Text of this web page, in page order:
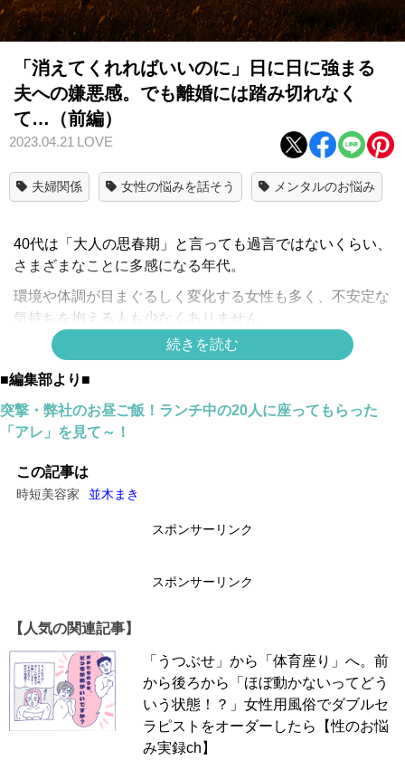
「消えてくれればいいのに」日に日に強まる
夫への嫌悪感。でも離婚には踏み切れなく
て…（前編）
2023.04.21 LOVE
夫婦関係 女性の悩みを話そう メンタルのお悩み
40代は「大人の思春期」と言っても過言ではないくらい、
さまざまなことに多感になる年代。
環境や体調が目まぐるしく変化する女性も多く、不安定な
気持ちを抱える人も少なくありません。
この連載では、今を生きる40代女性たちの赤裸々な姿を、
自身も40代である並木まきがご紹介します。
オトナの思春期相談室＃５
再婚同士で結婚3年目。「こんなはずじゃなかっ
た」という思いから憎しみに…
続きを読む
■編集部より■
突撃・弊社のお昼ご飯！ランチ中の20人に座ってもらった
「アレ」を見て～！
この記事は
時短美容家 並木まき
スポンサーリンク
スポンサーリンク
【人気の関連記事】
「うつぶせ」から「体育座り」へ。前
から後ろから「ほぼ動かないってどう
いう状態！？」女性用風俗でダブルセ
ラピストをオーダーしたら【性のお悩
み実録ch】